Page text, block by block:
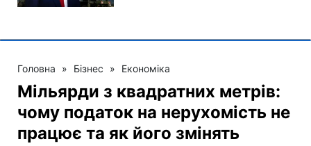
Головна » Бізнес » Економіка
Мільярди з квадратних метрів:
чому податок на нерухомість не
працює та як його змінять